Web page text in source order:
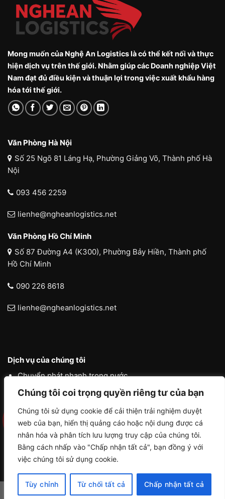
Chúng tôi coi trọng quyền riêng tư của bạn
Chúng tôi sử dụng cookie để cải thiện trải nghiệm duyệt
web của bạn, hiển thị quảng cáo hoặc nội dung được cá
nhân hóa và phân tích lưu lượng truy cập của chúng tôi.
Bằng cách nhấp vào "Chấp nhận tất cả", bạn đồng ý với
việc chúng tôi sử dụng cookie.
Tùy chỉnh Từ chối tất cả Chấp nhận tất cả
Mong muốn của Nghệ An Logistics là có thể kết nối và thực
hiện dịch vụ trên thế giới. Nhằm giúp các Doanh nghiệp Việt
Nam đạt đủ điều kiện và thuận lợi trong việc xuất khẩu hàng
hóa tới thế giới.
Văn Phòng Hà Nội
Số 25 Ngõ 81 Láng Hạ, Phường Giảng Võ, Thành phố Hà
Nội
093 456 2259
lienhe@ngheanlogistics.net
Văn Phòng Hồ Chí Minh
Số 87 Đường A4 (K300), Phường Bảy Hiền, Thành phố
Hồ Chí Minh
090 226 8618
lienhe@ngheanlogistics.net
Dịch vụ của chúng tôi
Chuyển phát nhanh trong nước
Chuyển phát nhanh quốc tế
Liên vận quốc tế
Logistics vận tải nội địa
Copyright 2026 ©NGHE AN LOGISTICS by ACHAU MEDIA